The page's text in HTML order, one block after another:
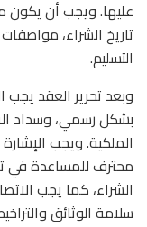
عليها. ويجب أن يكون
تاريخ الشراء،
التسليم.
وبعد تحرير العقد يجب
بشكل رسمي، وسداد
الملكية.ويجب
محترف للمساعدة في
الشراء، كما يجب
سلامة الوثائق